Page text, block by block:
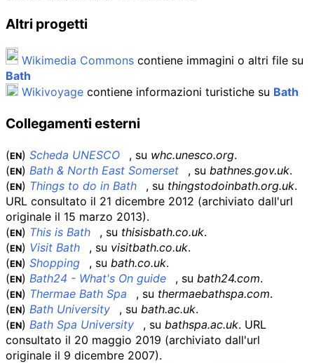
Altri progetti
Wikimedia Commons contiene immagini o altri file su
Bath
Wikivoyage contiene informazioni turistiche su Bath
Collegamenti esterni
(EN) Scheda UNESCO , su whc.unesco.org.
(EN) Bath & North East Somerset , su bathnes.gov.uk.
(EN) Things to do in Bath , su thingstodoinbath.org.uk.
URL consultato il 21 dicembre 2012 (archiviato dall'url
originale il 15 marzo 2013).
(EN) This is Bath , su thisisbath.co.uk.
(EN) Visit Bath , su visitbath.co.uk.
(EN) Shopping , su bath.co.uk.
(EN) Bath24 - What's On guide , su bath24.com.
(EN) Thermae Bath Spa , su thermaebathspa.com.
(EN) Bath University , su bath.ac.uk.
(EN) Bath Spa University , su bathspa.ac.uk. URL
consultato il 20 maggio 2019 (archiviato dall'url
originale il 9 dicembre 2007).